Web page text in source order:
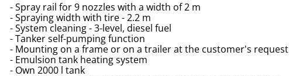
- Spray rail for 9 nozzles with a width of 2 m
- Spraying width with tire - 2.2 m
- System cleaning - 3-level, diesel fuel
- Tanker self-pumping function
- Mounting on a frame or on a trailer at the customer's request
- Emulsion tank heating system
- Own 2000 l tank